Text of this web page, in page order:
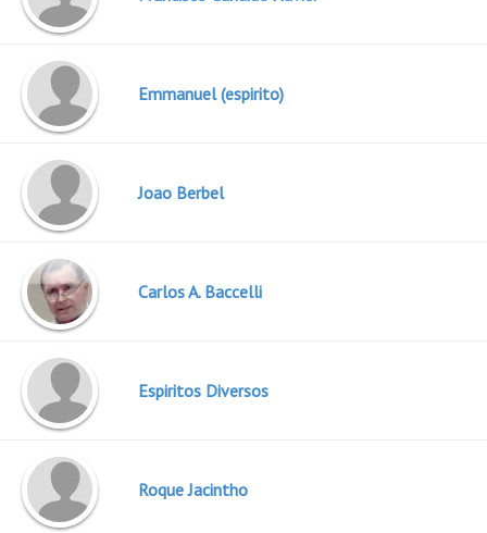
Emmanuel (espirito)
Joao Berbel
Carlos A. Baccelli
Espiritos Diversos
Roque Jacintho